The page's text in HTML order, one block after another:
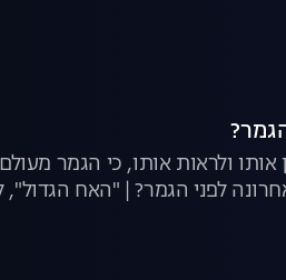
ולראות אותו, כי הגמר
לפני הגמר? | "האח הגדול",